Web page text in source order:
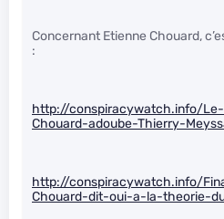
Concernant Etienne Chouard,
:
http://conspiracywatch.info/
Chouard-adoube-Thierry-
http://conspiracywatch.info/
Chouard-dit-oui-a-la-theorie-